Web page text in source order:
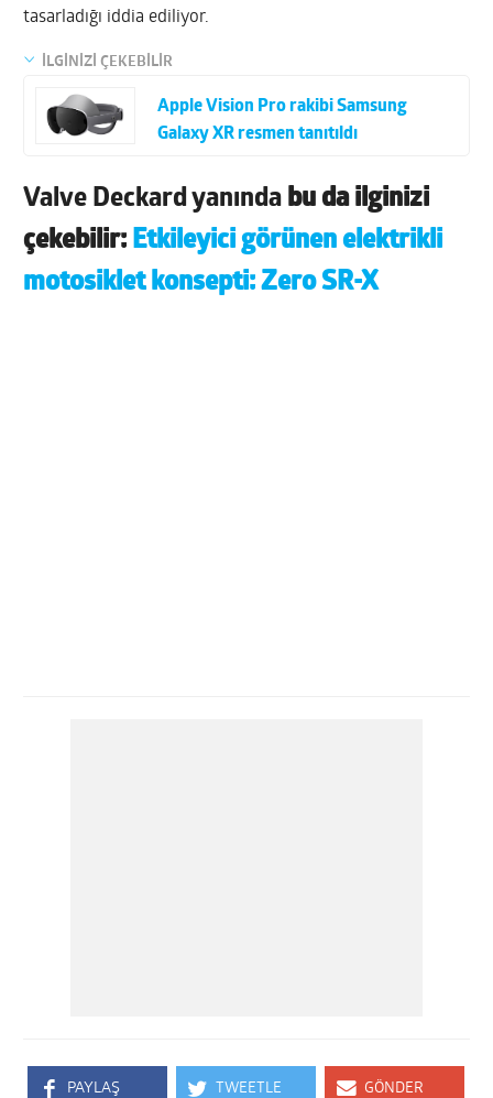
tasarladığı iddia ediliyor.
İLGİNİZİ ÇEKEBİLİR
Apple Vision Pro rakibi Samsung
Galaxy XR resmen tanıtıldı
Valve Deckard yanında bu da ilginizi
çekebilir: Etkileyici görünen elektrikli
motosiklet konsepti: Zero SR-X
PAYLAŞ TWEETLE GÖNDER